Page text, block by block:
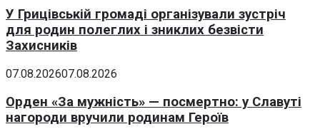
У Грицівській громаді організували зустріч
для родин полеглих і зниклих безвісти
Захисників
07.08.202607.08.2026
Орден «За мужність» — посмертно: у Славуті
нагороди вручили родинам Героїв